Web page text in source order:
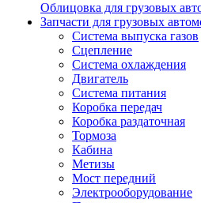
Облицовка для грузовых
Запчасти для грузовых
Система выпуска газов
Сцепление
Система охлаждения
Двигатель
Система питания
Коробка передач
Коробка раздаточная
Тормоза
Кабина
Метизы
Мост передний
Электрооборудование